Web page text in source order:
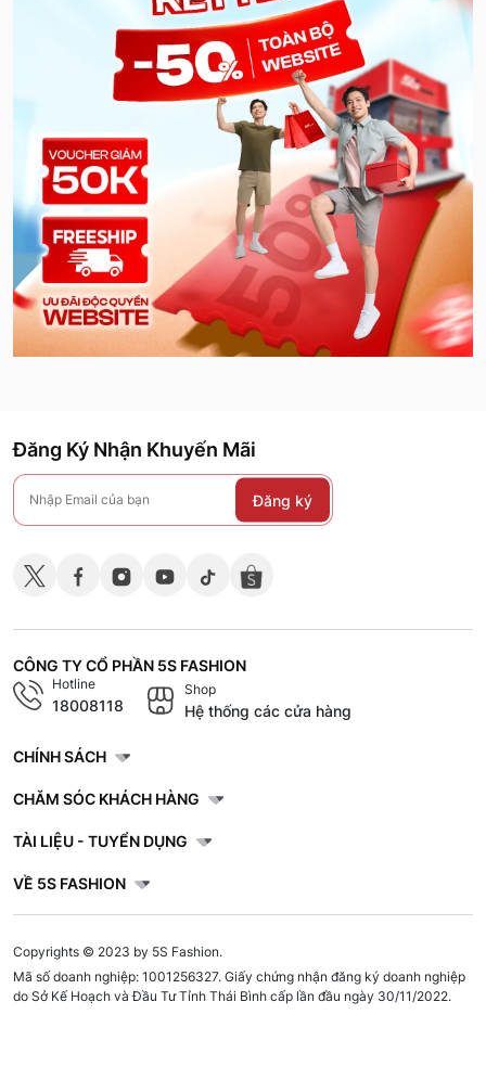
Đăng Ký Nhận Khuyến Mãi
Đăng ký
CÔNG TY CỔ PHẦN 5S FASHION
Hotline
18008118
Shop
Hệ thống các cửa hàng
CHÍNH SÁCH
CHĂM SÓC KHÁCH HÀNG
TÀI LIỆU - TUYỂN DỤNG
VỀ 5S FASHION
Copyrights © 2023 by 5S Fashion.
Mã số doanh nghiệp: 1001256327. Giấy chứng nhận đăng ký doanh nghiệp
do Sở Kế Hoạch và Đầu Tư Tỉnh Thái Bình cấp lần đầu ngày 30/11/2022.